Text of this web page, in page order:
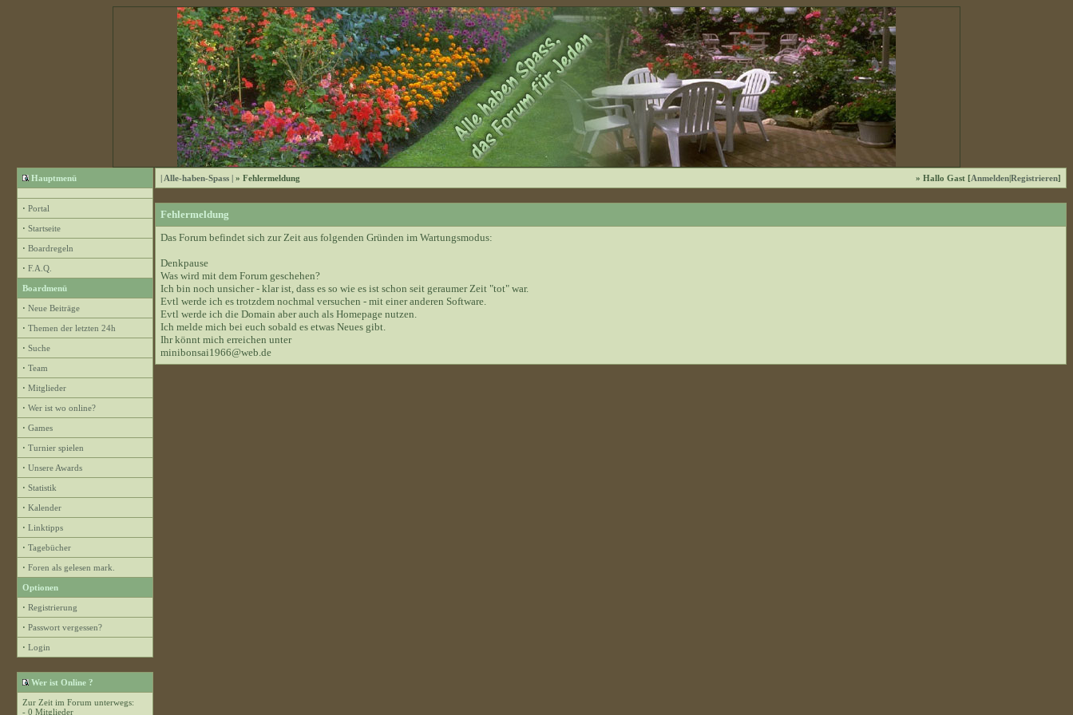
Hauptmenü
· Portal
· Startseite
· Boardregeln
· F.A.Q.
Boardmenü
· Neue Beiträge
· Themen der letzten 24h
· Suche
· Team
· Mitglieder
· Wer ist wo online?
· Games
· Turnier spielen
· Unsere Awards
· Statistik
· Kalender
· Linktipps
· Tagebücher
· Foren als gelesen mark.
Optionen
· Registrierung
· Passwort vergessen?
· Login
Wer ist Online ?
Zur Zeit im Forum unterwegs:
- 0 Mitglieder
| Alle-haben-Spass | » Fehlermeldung » Hallo Gast [Anmelden|Registrieren]
Fehlermeldung
Das Forum befindet sich zur Zeit aus folgenden Gründen im Wartungsmodus:
Denkpause
Was wird mit dem Forum geschehen?
Ich bin noch unsicher - klar ist, dass es so wie es ist schon seit geraumer Zeit "tot" war.
Evtl werde ich es trotzdem nochmal versuchen - mit einer anderen Software.
Evtl werde ich die Domain aber auch als Homepage nutzen.
Ich melde mich bei euch sobald es etwas Neues gibt.
Ihr könnt mich erreichen unter
minibonsai1966@web.de